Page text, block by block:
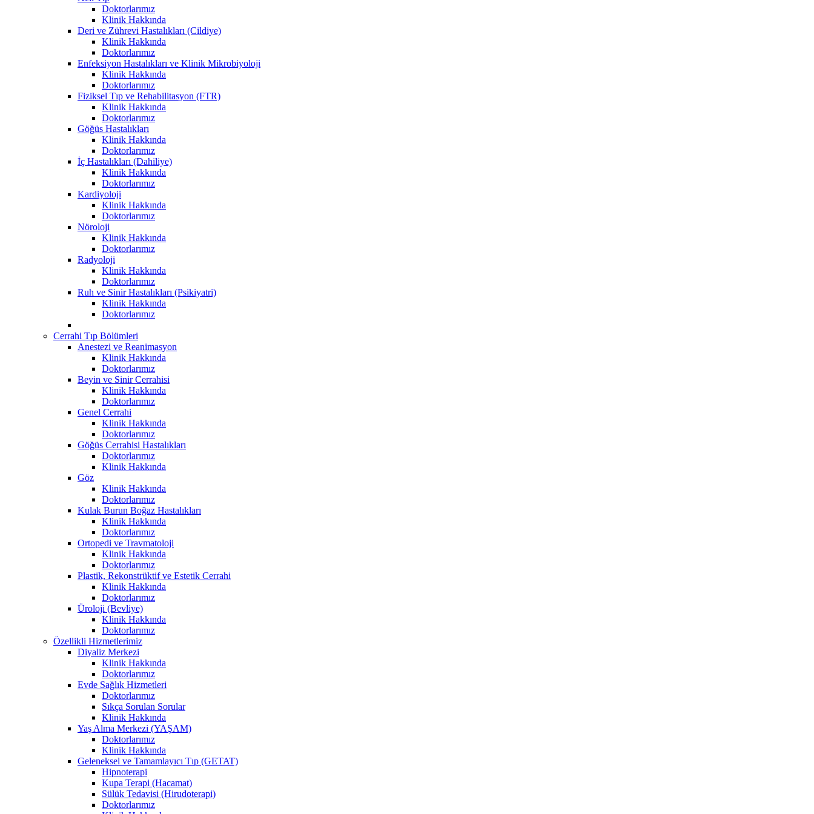
Doktorlarımız
Klinik Hakkında
Deri ve Zührevi Hastalıkları (Cildiye)
Klinik Hakkında
Doktorlarımız
Enfeksiyon Hastalıkları ve Klinik Mikrobiyoloji
Klinik Hakkında
Doktorlarımız
Fiziksel Tıp ve Rehabilitasyon (FTR)
Klinik Hakkında
Doktorlarımız
Göğüs Hastalıkları
Klinik Hakkında
Doktorlarımız
İç Hastalıkları (Dahiliye)
Klinik Hakkında
Doktorlarımız
Kardiyoloji
Klinik Hakkında
Doktorlarımız
Nöroloji
Klinik Hakkında
Doktorlarımız
Radyoloji
Klinik Hakkında
Doktorlarımız
Ruh ve Sinir Hastalıkları (Psikiyatri)
Klinik Hakkında
Doktorlarımız
Cerrahi Tıp Bölümleri
Anestezi ve Reanimasyon
Klinik Hakkında
Doktorlarımız
Beyin ve Sinir Cerrahisi
Klinik Hakkında
Doktorlarımız
Genel Cerrahi
Klinik Hakkında
Doktorlarımız
Göğüs Cerrahisi Hastalıkları
Doktorlarımız
Klinik Hakkında
Göz
Klinik Hakkında
Doktorlarımız
Kulak Burun Boğaz Hastalıkları
Klinik Hakkında
Doktorlarımız
Ortopedi ve Travmatoloji
Klinik Hakkında
Doktorlarımız
Plastik, Rekonstrüktif ve Estetik Cerrahi
Klinik Hakkında
Doktorlarımız
Üroloji (Bevliye)
Klinik Hakkında
Doktorlarımız
Özellikli Hizmetlerimiz
Diyaliz Merkezi
Klinik Hakkında
Doktorlarımız
Evde Sağlık Hizmetleri
Doktorlarımız
Sıkça Sorulan Sorular
Klinik Hakkında
Yaş Alma Merkezi (YAŞAM)
Doktorlarımız
Klinik Hakkında
Geleneksel ve Tamamlayıcı Tıp (GETAT)
Hipnoterapi
Kupa Terapi (Hacamat)
Sülük Tedavisi (Hirudoterapi)
Doktorlarımız